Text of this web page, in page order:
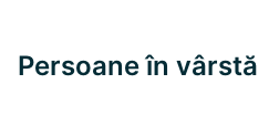
Persoane în vârstă